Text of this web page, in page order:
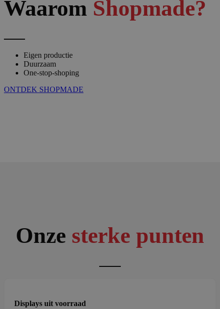
Waarom Shopmade?
Eigen productie
Duurzaam
One-stop-shoping
ONTDEK SHOPMADE
Onze sterke punten
Displays uit voorraad